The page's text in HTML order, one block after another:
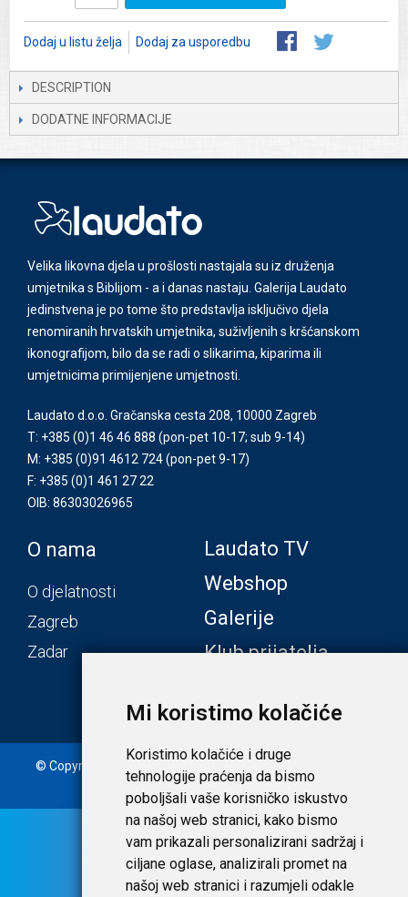
Mi koristimo kolačiće
Koristimo kolačiće i druge
tehnologije praćenja da bismo
poboljšali vaše korisničko iskustvo
na našoj web stranici, kako bismo
vam prikazali personalizirani sadržaj i
ciljane oglase, analizirali promet na
našoj web stranici i razumjeli odakle
Dodaj u listu želja Dodaj za usporedbu
DESCRIPTION
DODATNE INFORMACIJE
Velika likovna djela u prošlosti nastajala su iz druženja
umjetnika s Biblijom - a i danas nastaju. Galerija Laudato
jedinstvena je po tome što predstavlja isključivo djela
renomiranih hrvatskih umjetnika, suživljenih s kršćanskom
ikonografijom, bilo da se radi o slikarima, kiparima ili
umjetnicima primijenjene umjetnosti.
Laudato d.o.o. Gračanska cesta 208, 10000 Zagreb
T: +385 (0)1 46 46 888 (pon-pet 10-17; sub 9-14)
M: +385 (0)91 4612 724(pon-pet 9-17)
F: +385 (0)1 461 27 22
OIB: 86303026965
O nama
O djelatnosti
Zagreb
Zadar
Laudato TV
Webshop
Galerije
Klub prijatelja
© Copyright 2020. Laudato d.o.o. | Tečaj konverzije: 1 EUR =
7,53450 HRK | Uvjeti i privatnost